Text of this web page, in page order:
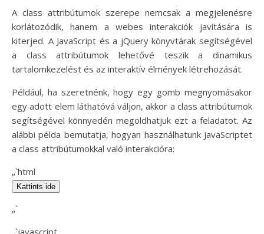
A class attribútumok szerepe nemcsak a megjelenésre
korlátozódik, hanem a webes interakciók javítására is
kiterjed. A JavaScript és a jQuery könyvtárak segítségével
a class attribútumok lehetővé teszik a dinamikus
tartalomkezelést és az interaktív élmények létrehozását.
Például, ha szeretnénk, hogy egy gomb megnyomásakor
egy adott elem láthatóvá váljon, akkor a class attribútumok
segítségével könnyedén megoldhatjuk ezt a feladatot. Az
alábbi példa bemutatja, hogyan használhatunk JavaScriptet
a class attribútumokkal való interakcióra:
„`html
Kattints ide
„`
„`javascript